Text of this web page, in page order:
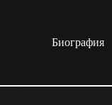
Биография